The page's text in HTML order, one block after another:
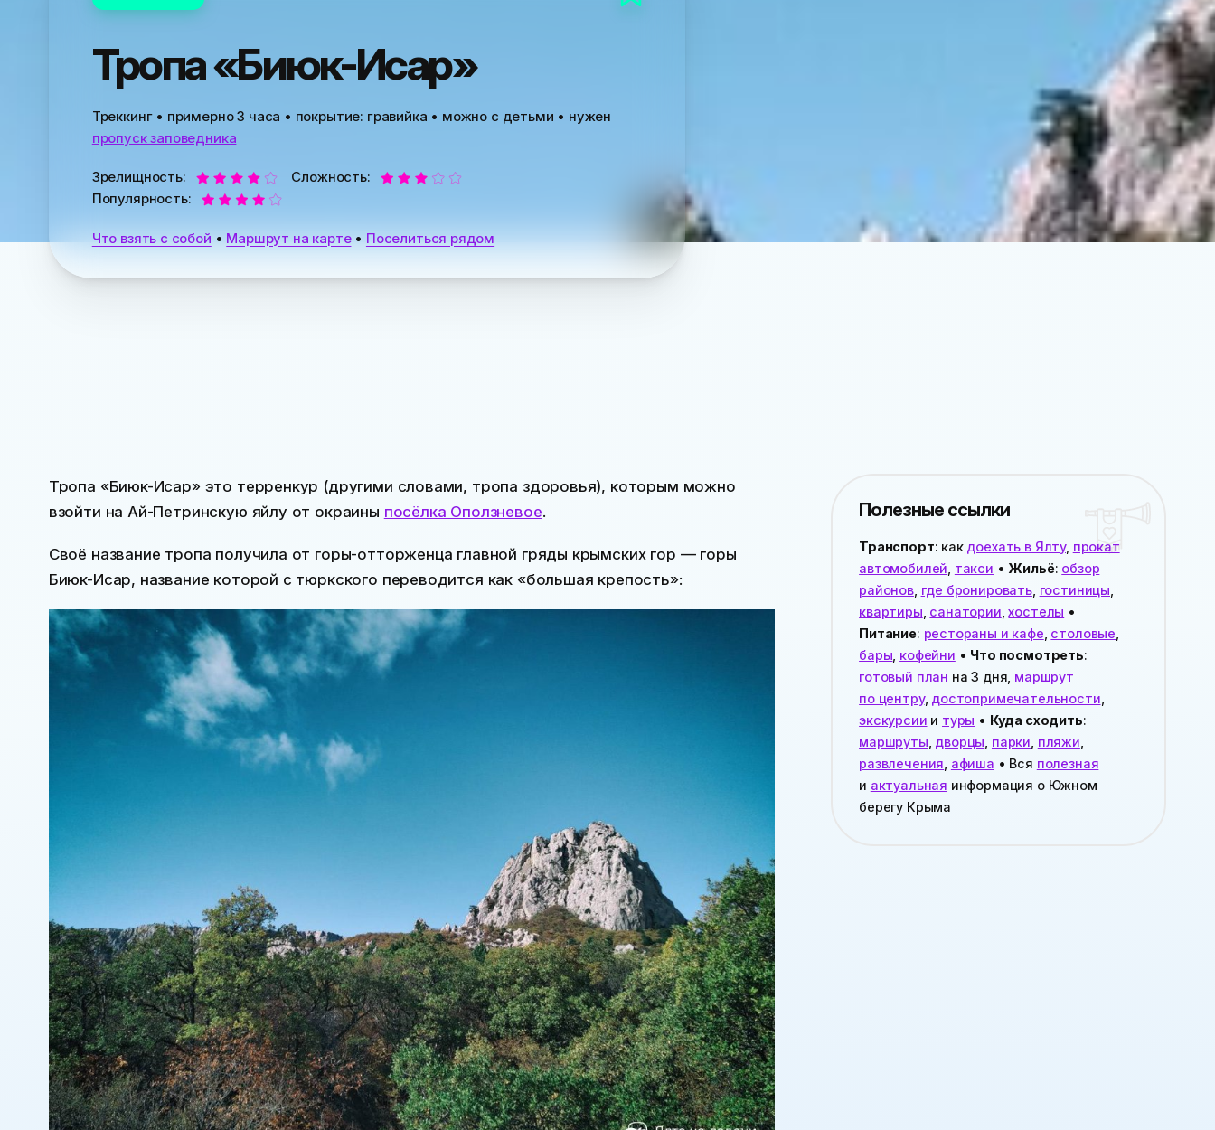
Тропа «Биюк-Исар»
Треккинг• примерно 3 часа • покрытие: гравийка • можно с детьми • нужен
пропуск заповедника
Зрелищность:
Сложность:
Популярность:
Что взять с собой • Маршрут на карте• Поселиться рядом
Тропа «Биюк-Исар» это терренкур (другими словами, тропа здоровья), которым можно
взойти на Ай-Петринскую яйлу от окраины посёлка Оползневое.
Своё название тропа получила от горы-отторженца главной гряды крымских гор — горы
Биюк-Исар, название которой с тюркского переводится как «большая крепость»:
Полезные ссылки
Транспорт: как доехать в Ялту, прокат
автомобилей такси • Жильё: обзор
районов, где бронировать, гостиницы
квартиры санатории ,хостелы •
Питание: рестораны и кафе столовые
бары кофейни • Что посмотреть:
готовый план на 3 дня, маршрут
по центру, достопримечательности
экскурсии и туры • Куда сходить:
маршруты дворцы парки пляжи
развлечения афиша • Вся полезная
и актуальная информация о Южном
берегу Крыма